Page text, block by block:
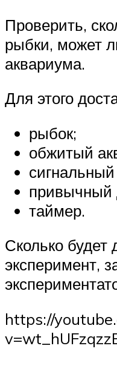
Проверить,
рыбки, может
аквариума.
Для этого
рыбок;
обжитый
привычный
таймер.
Сколько будет
эксперимент,
https://